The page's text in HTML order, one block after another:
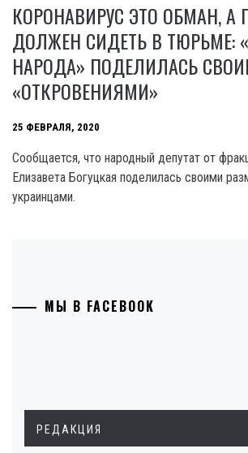
КОРОНАВИРУС ЭТО ОБМАН, А
ДОЛЖЕН СИДЕТЬ В ТЮРЬМЕ:
НАРОДА» ПОДЕЛИЛАСЬ
«ОТКРОВЕНИЯМИ»
25 ФЕВРАЛЯ, 2020
Сообщается, что народный депутат от
Елизавета Богуцкая поделилась своими
украинцами.
МЫ В FACEBOOK
РЕДАКЦИЯ